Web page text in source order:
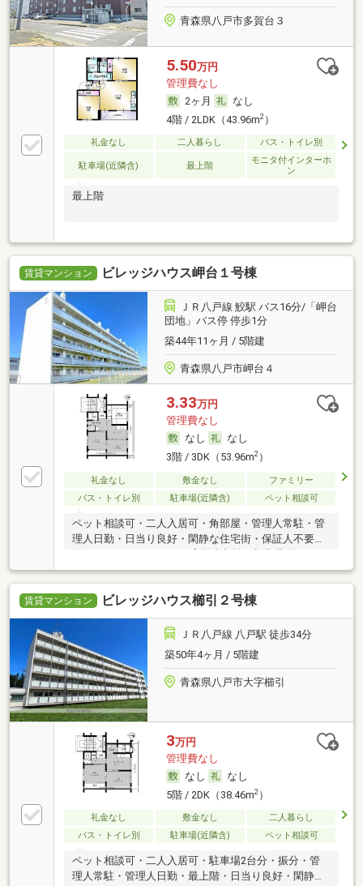
青森県八戸市多賀台３
5.50万円
管理費なし
2ヶ月
なし
4階 / 2LDK（43.96m2）
礼金なし 二人暮らし バス・トイレ別
駐車場(近隣含) 最上階
モニタ付インターホ
ン
最上階
賃貸マンション ビレッジハウス岬台１号棟
ＪＲ八戸線 鮫駅 バス16分/「岬台
団地」バス停 停歩1分
築44年11ヶ月 / 5階建
青森県八戸市岬台４
3.33万円
管理費なし
なし
なし
3階 / 3DK（53.96m2）
礼金なし 敷金なし
ファミリー
バス・トイレ別
駐車場(近隣含) ペット相談可
ペット相談可・二人入居可・角部屋・管理人常駐・管
理人日勤・日当り良好・閑静な住宅街・保証人不要／
代行 ・ルームシェア可・高齢者相談・初期費用カード
決済可
賃貸マンション ビレッジハウス櫛引２号棟
ＪＲ八戸線 八戸駅 徒歩34分
築50年4ヶ月 / 5階建
青森県八戸市大字櫛引
3万円
管理費なし
なし
なし
5階 / 2DK（38.46m2）
礼金なし 敷金なし
二人暮らし
バス・トイレ別
駐車場(近隣含) ペット相談可
ペット相談可・二人入居可・駐車場2台分・振分・管
理人常駐・管理人日勤・最上階・日当り良好・閑静な